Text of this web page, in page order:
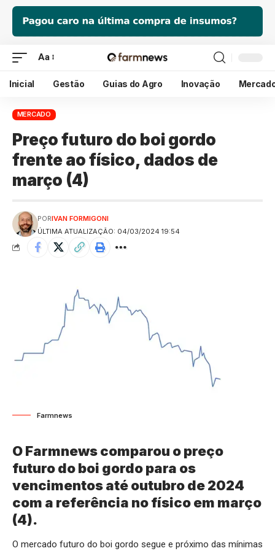
Aa
Inicial Gestão Guias do Agro Inovação
MERCADO
Preço futuro do boi gordo
frente ao físico, dados de
março (4)
ÚLTIMA ATUALIZAÇÃO: 04/03/2024 19:54
PORIVAN FORMIGONI
Farmnews
O Farmnews comparou o preço
futuro do boi gordo para os
vencimentos até outubro de 2024
com a referência no físico em março
(4).
O mercado futuro do boi gordo segue e próximo das mínimas